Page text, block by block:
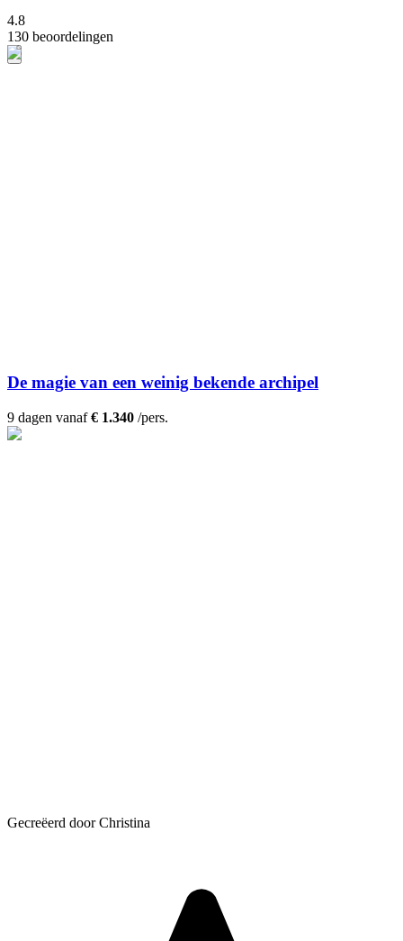
4.8
130 beoordelingen
De magie van een weinig bekende archipel
9 dagen vanaf€ 1.340 /pers.
Gecreëerd door Christina